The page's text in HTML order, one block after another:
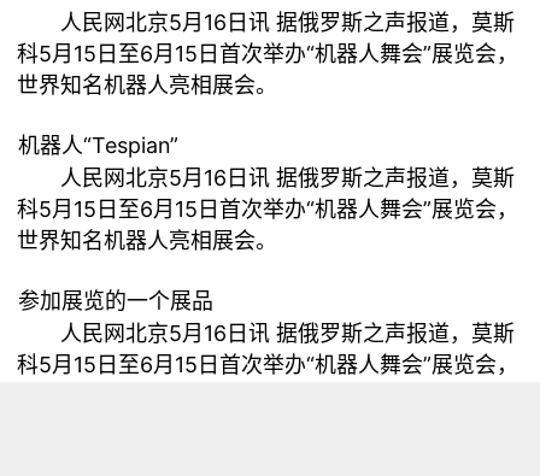
人民网北京5月16日讯 据俄罗斯之声报道，莫斯
科5月15日至6月15日首次举办“机器人舞会”展览会，
世界知名机器人亮相展会。
机器人“Tespian”
人民网北京5月16日讯 据俄罗斯之声报道，莫斯
科5月15日至6月15日首次举办“机器人舞会”展览会，
世界知名机器人亮相展会。
参加展览的一个展品
人民网北京5月16日讯 据俄罗斯之声报道，莫斯
科5月15日至6月15日首次举办“机器人舞会”展览会，